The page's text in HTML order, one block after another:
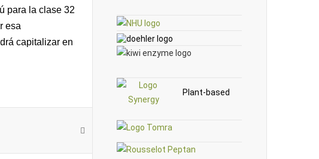
para la clase 32
esa
capitalizar en
Plant-based